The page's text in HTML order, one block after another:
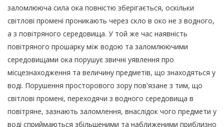
заломлююча сила ока повністю зберігається, оскільки
світлові промені проникають через скло в око не з водного,
а з повітряного середовища. У той же час наявність
повітряного прошарку між водою та заломлюючими
середовищами ока порушує звичні уявлення про
місцезнаходження та величину предметів, що знаходяться у
воді. Порушення просторового зору пов'язане з тим, що
світлові промені, переходячи з водного середовища в
повітряне, зазнають заломлення, внаслідок чого предмети у
воді сприймаються збільшеними та наближеними приблизно